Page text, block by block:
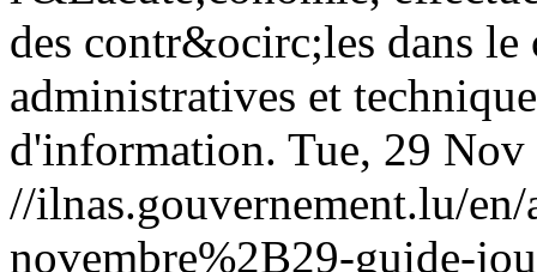
des contr&ocirc;les dans le
administratives et
d'information. Tue, 29
//ilnas.gouvernement.lu/
novembre%2B29-guide-